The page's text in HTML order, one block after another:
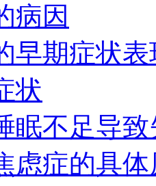
病因
早期症状表
状
眠不足导
虑症的具